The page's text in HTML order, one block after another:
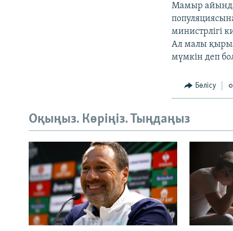
Мамыр айында
министрлігі
Ал малы
мүмкін деп
Бөлісу
Оқыңыз. Көріңіз. Тыңдаңыз